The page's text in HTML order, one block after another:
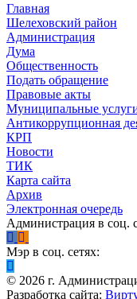
Главная
Шелеховский район
Администрация
Дума
Общественность
Подать обращение
Правовые акты
Муниципальные
Антикоррупционная
КРП
Новости
ТИК
Карта сайта
Архив
Электронная очередь
Администрация в соц.
Мэр в соц. сетях:
© 2026 г.
Разработка сайта: